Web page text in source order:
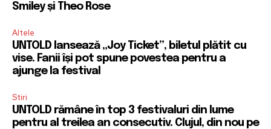
Smiley și Theo Rose
Altele
UNTOLD lansează „Joy Ticket”, biletul plătit cu
vise. Fanii își pot spune povestea pentru a
ajunge la festival
Stiri
UNTOLD rămâne în top 3 festivaluri din lume
pentru al treilea an consecutiv. Clujul, din nou pe